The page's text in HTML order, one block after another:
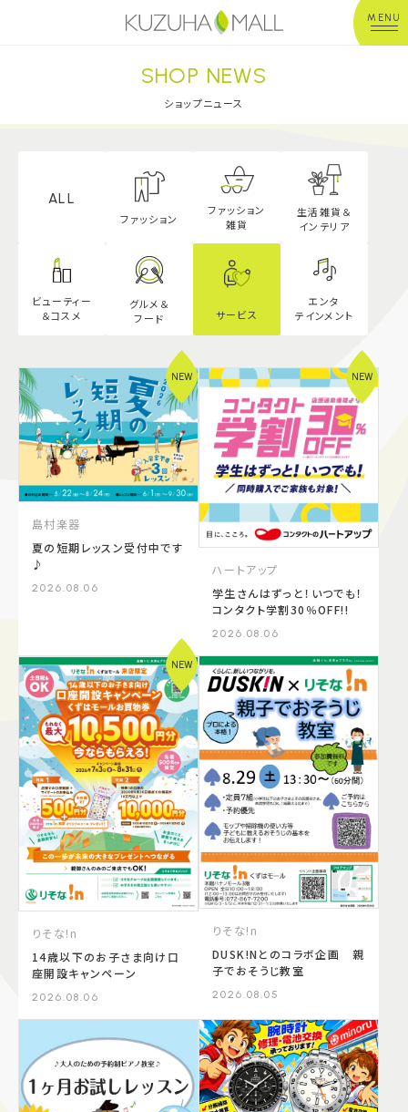
MENU
年中無休平 日：10:00~20:00
※店舗により異なる
グルメ＆フード
ショップニュース
イベント
キッズ＆ベビー
施設案内
アクセス＆駐車場
よくあるご質問
スタッフ募集
プライバシーポリシー
SHOP NEWS
ショップニュース
ALL
ファッション
ファッション
雑貨
生活雑貨＆
インテリア
ビューティー
＆コスメ
グルメ＆
フード
サービス
エンタ
テインメント
NEW
島村楽器
夏の短期レッスン受付中です
♪
2026.08.06
NEW
ハートアップ
学生さんはずっと！いつでも！
コンタクト学割30％OFF!!
2026.08.06
NEW
りそな!n
14歳以下のお子さま向け口
座開設キャンペーン
2026.08.06
りそな!n
DUSK!Nとのコラボ企画 親
子でおそうじ教室
2026.08.05